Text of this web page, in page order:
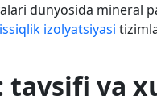
dunyosida mineral
issiqlik izolyatsiyasi
tavsifi va